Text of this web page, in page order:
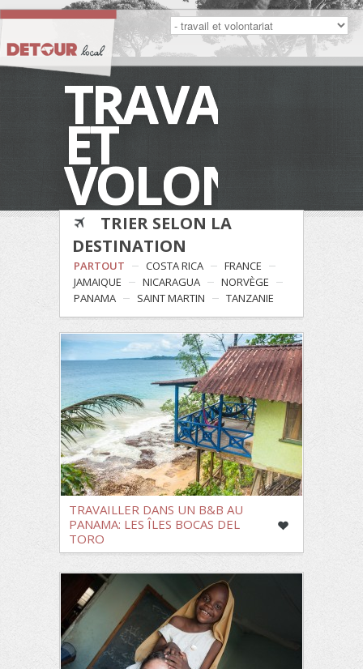
TRAVAIL
ET
TRIER SELON LA
DESTINATION
PARTOUT COSTA RICA
FRANCE
JAMAIQUE
NICARAGUA
NORVÈGE
PANAMA
SAINT MARTIN TANZANIE
TRAVAILLER DANS UN B&B AU
PANAMA: LES ÎLES BOCAS DEL
TORO